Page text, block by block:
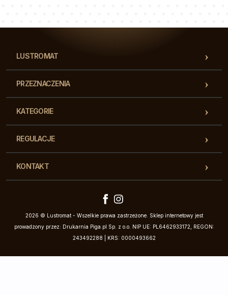
LUSTROMAT
PRZEZNACZENIA
KATEGORIE
REGULACJE
KONTAKT
2026 © Lustromat - Wszelkie prawa zastrzeżone. Sklep internetowy jest
prowadzony przez: Drukarnia Piga.pl Sp. z o.o. NIP UE: PL6462933172, REGON:
243492288 | KRS: 0000493662